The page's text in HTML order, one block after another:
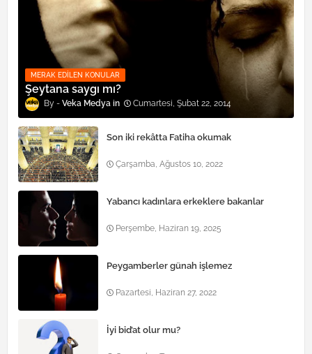
MERAK EDILEN KONULAR
Şeytana saygı mı?
Veka Medya Cumartesi, Şubat 22, 2014
Son iki rekâtta Fatiha okumak
Çarşamba, Ağustos 10, 2022
Yabancı kadınlara erkeklere bakanlar
Perşembe, Haziran 19, 2025
Peygamberler günah işlemez
Pazartesi, Haziran 27, 2022
İyi bid’at olur mu?